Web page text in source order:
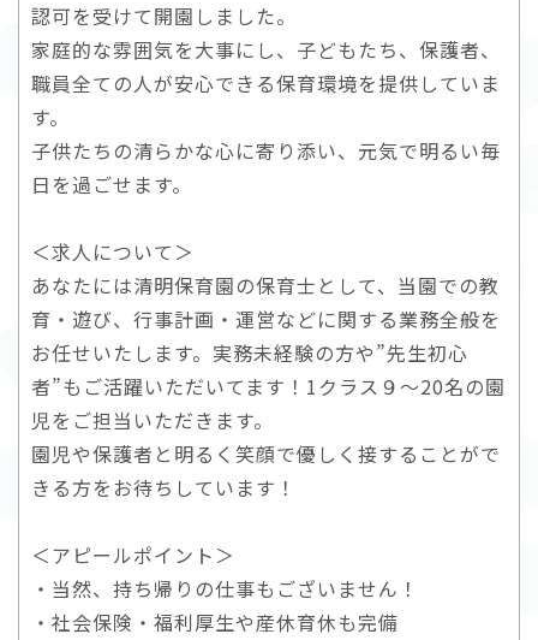
認可を受けて開園しました。
家庭的な雰囲気を大事にし、子どもたち、保護者、
職員全ての人が安心できる保育環境を提供していま
す。
子供たちの清らかな心に寄り添い、元気で明るい毎
日を過ごせます。
＜求人について＞
あなたには清明保育園の保育士として、当園での教
育・遊び、行事計画・運営などに関する業務全般を
お任せいたします。実務未経験の方や”先生初心
者”もご活躍いただいてます！1クラス９～20名の園
児をご担当いただきます。
園児や保護者と明るく笑顔で優しく接することがで
きる方をお待ちしています！
＜アピールポイント＞
・当然、持ち帰りの仕事もございません！
・社会保険・福利厚生や産休育休も完備